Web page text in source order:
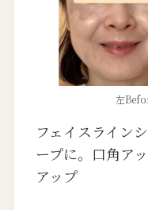
左
フェイスライン
ープに。口角ア
アップ